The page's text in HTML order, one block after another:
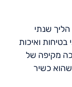
שנתי
ואיכות
מקיפה של
כשיר